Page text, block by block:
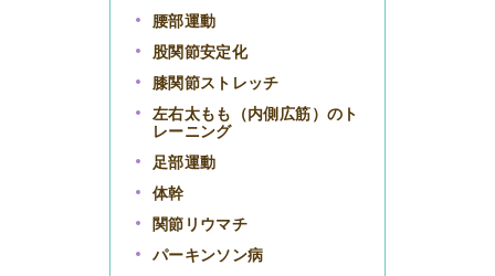
腰部運動
股関節安定化
膝関節ストレッチ
左右太もも（内側広筋）のト
レーニング
足部運動
体幹
関節リウマチ
パーキンソン病